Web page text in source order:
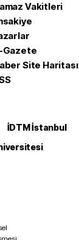
Vakitleri
Gazete
Site Haritası
İDTM İstanbul